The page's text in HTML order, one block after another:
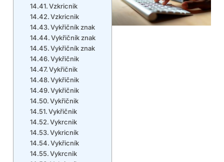
Vzkricnik
Vzkricnik
Vykřičník znak
Vykřičník znak
Vykřičník znak
Vykřičnik
Vykřičnik
Vykřičnik
Vykřičnik
Vykřičnik
Vykřičnik
Vykrcnik
Vykricník
Vykřicník
Vykrcnik